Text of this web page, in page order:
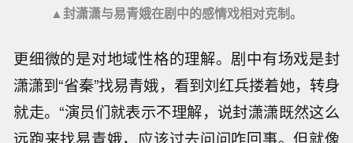
▲封潇潇与易青娥在剧中的感情戏相对克制。
更细微的是对地域性格的理解。剧中有场戏是封
潇潇到“省秦”找易青娥，看到刘红兵搂着她，转身
就走。“演员们就表示不理解，说封潇潇既然这么
远跑来找易青娥，应该过去问问咋回事。但就像